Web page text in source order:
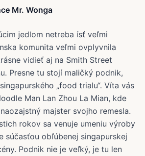
Mr. Wonga
jedlom netreba ísť veľmi
komunita veľmi ovplyvnila
vidieť aj na Smith Street
Presne tu stojí maličký podnik,
„food trialu“. Víta vás
Man Lan Zhou La Mian, kde
majster svojho remesla.
rokov sa venuje umeniu výroby
súčasťou obľúbenej singapurskej
Podnik nie je veľký, je tu len